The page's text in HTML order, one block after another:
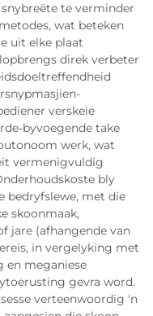
te verminder
wat beteken
uit elke plaat
direk verbeter
verskeie
byvoegende take
werk, wat
vermenigvuldig
bly
bedryfslewe, met die
skoonmaak,
jare (afhangende van
in vergelyking met
en meganiese
gevra word.
verteenwoordig 'n